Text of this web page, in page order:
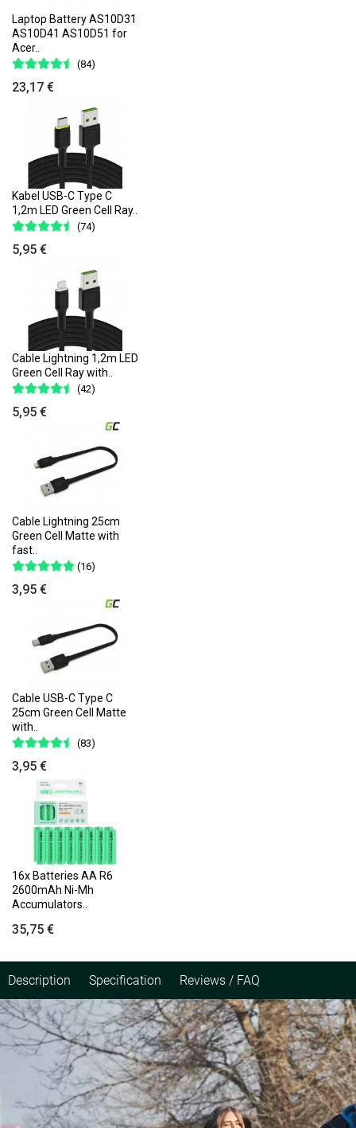
Laptop Battery AS10D31
AS10D41 AS10D51 for
Acer..
(84)
23,17 €
Kabel USB-C Type C
1,2m LED Green Cell Ray..
(74)
5,95 €
Cable Lightning 1,2m LED
Green Cell Ray with..
(42)
5,95 €
Cable Lightning 25cm
Green Cell Matte with
fast..
(16)
3,95 €
Cable USB-C Type C
25cm Green Cell Matte
with..
(83)
3,95 €
16x Batteries AA R6
2600mAh Ni-Mh
Accumulators..
35,75 €
Description Specification Reviews / FAQ